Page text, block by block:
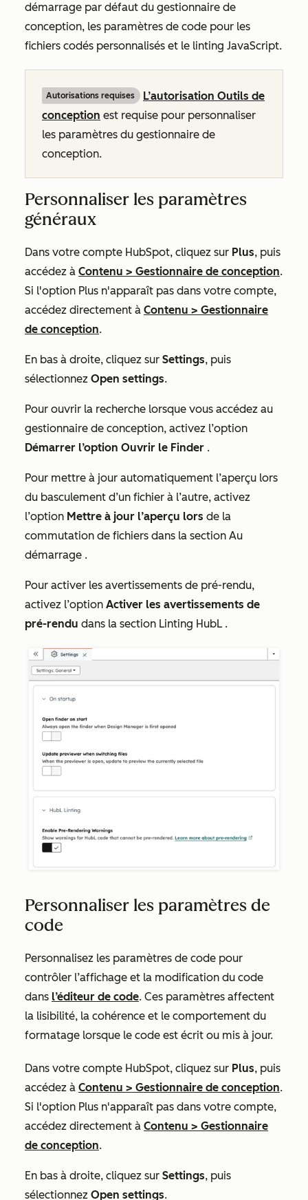
démarrage par défaut du gestionnaire de
conception, les paramètres de code pour les
fichiers codés personnalisés et le linting JavaScript.
Autorisations requises
L’autorisation Outils de
conception est requise pour personnaliser
les paramètres du gestionnaire de
conception.
Personnaliser les paramètres
généraux
Dans votre compte HubSpot, cliquez sur Plus, puis
accédez à Contenu > Gestionnaire de conception.
Si l'option Plus n'apparaît pas dans votre compte,
accédez directement à Contenu > Gestionnaire
de conception.
En bas à droite, cliquez sur Settings, puis
sélectionnez Open settings.
Pour ouvrir la recherche lorsque vous accédez au
gestionnaire de conception, activez l’option
Démarrer l’option Ouvrir le Finder .
Pour mettre à jour automatiquement l’aperçu lors
du basculement d’un fichier à l’autre, activez
l’option Mettre à jour l’aperçu lors de la
commutation de fichiers dans la section Au
démarrage .
Pour activer les avertissements de pré-rendu,
activez l’option Activer les avertissements de
pré-rendu dans la section Linting HubL .
Personnaliser les paramètres de
code
Personnalisez les paramètres de code pour
contrôler l’affichage et la modification du code
dans l’éditeur de code. Ces paramètres affectent
la lisibilité, la cohérence et le comportement du
formatage lorsque le code est écrit ou mis à jour.
Dans votre compte HubSpot, cliquez sur Plus, puis
accédez à Contenu > Gestionnaire de conception.
Si l'option Plus n'apparaît pas dans votre compte,
accédez directement à Contenu > Gestionnaire
de conception.
En bas à droite, cliquez sur Settings, puis
sélectionnez Open settings.